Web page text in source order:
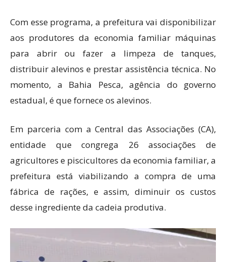
Com esse programa, a prefeitura vai disponibilizar
aos produtores da economia familiar máquinas
para abrir ou fazer a limpeza de tanques,
distribuir alevinos e prestar assistência técnica. No
momento, a Bahia Pesca, agência do governo
estadual, é que fornece os alevinos.
Em parceria com a Central das Associações (CA),
entidade que congrega 26 associações de
agricultores e piscicultores da economia familiar, a
prefeitura está viabilizando a compra de uma
fábrica de rações, e assim, diminuir os custos
desse ingrediente da cadeia produtiva.